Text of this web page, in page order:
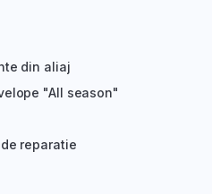
din aliaj
"All season"
reparatie